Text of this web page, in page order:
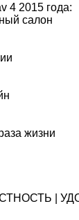
4 2015 года:
салон
жизни
|